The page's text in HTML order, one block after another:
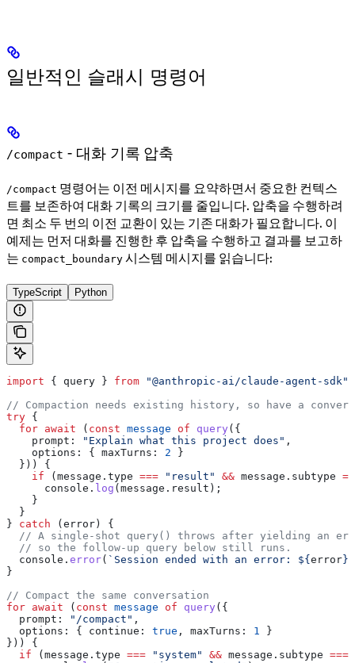
일반적인 슬래시 명령어
/compact - 대화 기록 압축
/compact 명령어는 이전 메시지를 요약하면서 중요한 컨텍스
트를 보존하여 대화 기록의 크기를 줄입니다. 압축을 수행하려
면 최소 두 번의 이전 교환이 있는 기존 대화가 필요합니다. 이
예제는 먼저 대화를 진행한 후 압축을 수행하고 결과를 보고하
는 compact_boundary 시스템 메시지를 읽습니다:
TypeScript Python
import { query } from "@anthropic-ai/claude-agent-sdk"
// Compaction needs existing history, so have a
try {
  for
await ( const message of query ({
    prompt:
"Explain what this project does" ,
    options:
{ maxTurns: 2 }
  })) {
    if
(message . type === "result" && message . subtype
      console
. log (message . result );
    }
  }
} catch (error) {
// A single-shot query() throws after yielding an
  // so the follow-up query below still runs.
  console
. error( `Session ended with an error: ${error}
}
// Compact the same conversation
for await ( const message of query ({
  prompt:
"/compact" ,
  options:
{ continue: true , maxTurns: 1
}
})) {
  if
(message . type === "system" && message . subtype ===